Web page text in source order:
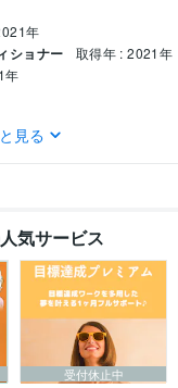
年
ショナー 取得年 : 2021年
年
ア相談
添削 英語レッスン
見る
気サービス
受付休止中